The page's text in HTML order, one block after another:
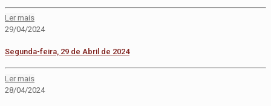
Ler mais
29/04/2024
Segunda-feira, 29 de Abril de 2024
Ler mais
28/04/2024